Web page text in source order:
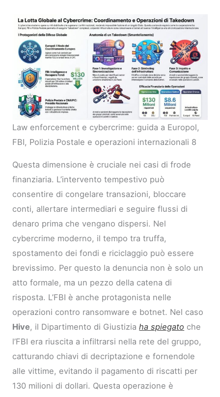
Law enforcement e cybercrime: guida a Europol,
FBI, Polizia Postale e operazioni internazionali 8
Questa dimensione è cruciale nei casi di frode
finanziaria. L’intervento tempestivo può
consentire di congelare transazioni, bloccare
conti, allertare intermediari e seguire flussi di
denaro prima che vengano dispersi. Nel
cybercrime moderno, il tempo tra truffa,
spostamento dei fondi e riciclaggio può essere
brevissimo. Per questo la denuncia non è solo un
atto formale, ma un pezzo della catena di
risposta. L’FBI è anche protagonista nelle
operazioni contro ransomware e botnet. Nel caso
Hive, il Dipartimento di Giustiziaha spiegato che
l’FBI era riuscita a infiltrarsi nella rete del gruppo,
catturando chiavi di decriptazione e fornendole
alle vittime, evitando il pagamento di riscatti per
130 milioni di dollari. Questa operazione è